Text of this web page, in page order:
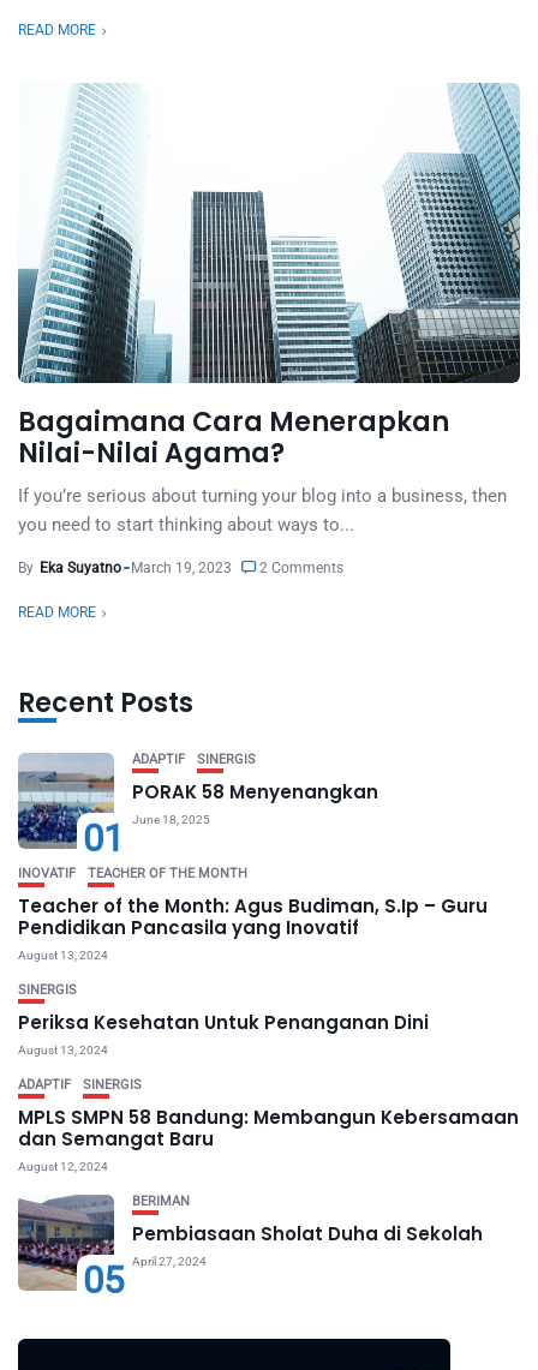
READ MORE
Bagaimana Cara Menerapkan
Nilai-Nilai Agama?
If you’re serious about turning your blog into a business, then
you need to start thinking about ways to...
By Eka Suyatno March 19, 2023 2 Comments
READ MORE
Recent Posts
01
ADAPTIF SINERGIS
PORAK 58 Menyenangkan
June 18, 2025
INOVATIF TEACHER OF THE MONTH
Teacher of the Month: Agus Budiman, S.Ip – Guru
Pendidikan Pancasila yang Inovatif
August 13, 2024
SINERGIS
Periksa Kesehatan Untuk Penanganan Dini
August 13, 2024
ADAPTIF SINERGIS
MPLS SMPN 58 Bandung: Membangun Kebersamaan
dan Semangat Baru
August 12, 2024
05
BERIMAN
Pembiasaan Sholat Duha di Sekolah
April 27, 2024